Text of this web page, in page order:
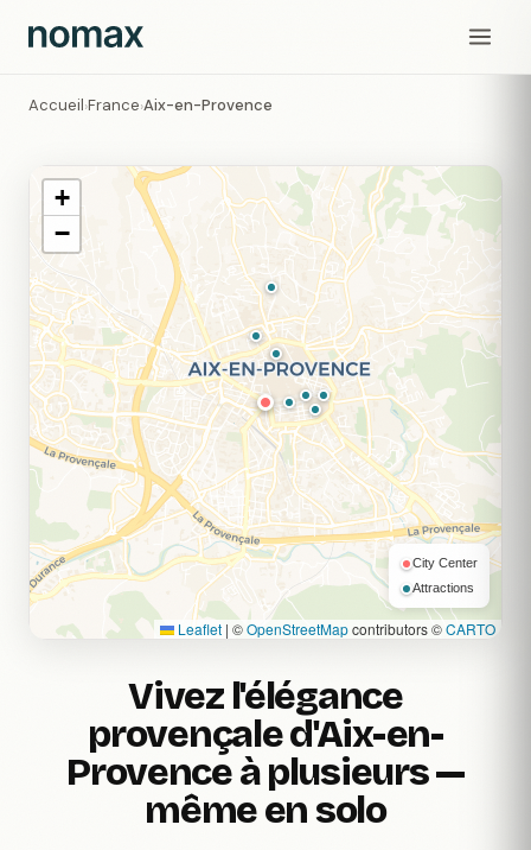
Accueil›France›Aix-en-Provence
Vivez l'élégance
provençale d'Aix-en-
Provence à plusieurs —
même en solo
+
−
City Center
Attractions
Leaflet | ©OpenStreetMapcontributors ©CARTO